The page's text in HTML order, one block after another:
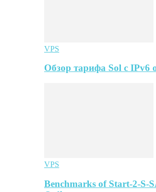
VPS
Обзор тарифа Sol с IPv6
VPS
Benchmarks of Start-2-S-